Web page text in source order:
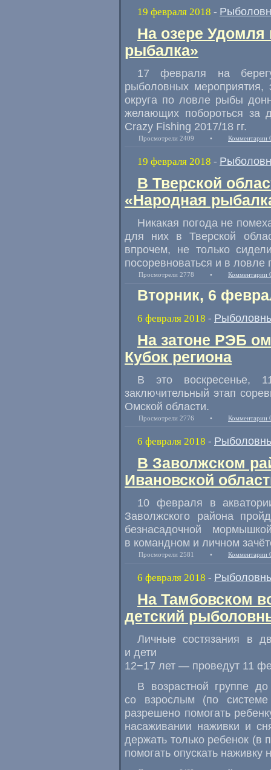
19 февраля 2018 -
На озере
рыбалка»
17 февраля на
рыболовных мероприятия,
округа по ловле рыбы
желающих побороться за
Crazy Fishing 2017/18 гг.
Просмотрели 2409 • Комментарии
19 февраля 2018 -
В Тверской
«Народная
Никакая погода не
для них в Тверской
впрочем,
не только
посоревноваться и в ловле
Просмотрели 2778 • Комментарии
Вторник, 6
6 февраля 2018 -
На затоне РЭБ
Кубок региона
В это воскресенье,
заключительный этап
Омской области.
Просмотрели 2776 • Комментарии
6 февраля 2018 -
В Заволжском
Ивановской
10 февраля в
Заволжского района
безнасадочной
в командном и личном
Просмотрели 2581 • Комментарии
6 февраля 2018 -
На Тамбовском
детский
Личные состязания в
и дети
12−17 лет — проведут 11
В возрастной группе
со взрослым
(по системе
разрешено помогать
насаживании наживки и
держать только ребенок (в
помогать опускать наживку